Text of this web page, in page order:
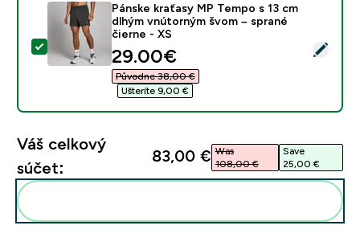
Vybrať tento produkt - Pánske kraťasy MP Tempo s
Pánske kraťasy MP Tempo s 13 cm
dlhým vnútorným švom – sprané
čierne - XS
discounted price
29.00€‎
Původne 38,00 €‎
Ušteríte 9,00 €‎
Váš celkový
súčet:
83,00 €‎ Was
108,00 €‎
Save
25,00 €‎